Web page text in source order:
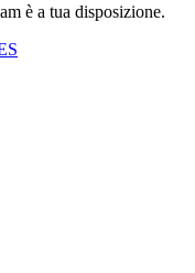
è a tua disposizione.